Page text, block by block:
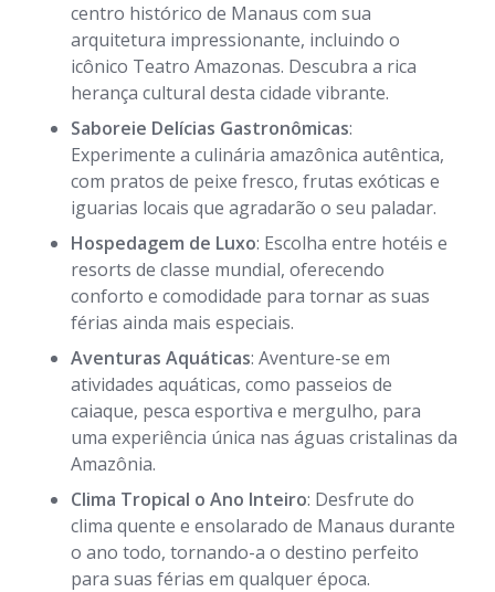
centro histórico de Manaus com sua
arquitetura impressionante, incluindo o
icônico Teatro Amazonas. Descubra a rica
herança cultural desta cidade vibrante.
Saboreie Delícias Gastronômicas:
Experimente a culinária amazônica autêntica,
com pratos de peixe fresco, frutas exóticas e
iguarias locais que agradarão o seu paladar.
Hospedagem de Luxo: Escolha entre hotéis e
resorts de classe mundial, oferecendo
conforto e comodidade para tornar as suas
férias ainda mais especiais.
Aventuras Aquáticas: Aventure-se em
atividades aquáticas, como passeios de
caiaque, pesca esportiva e mergulho, para
uma experiência única nas águas cristalinas da
Amazônia.
Clima Tropical o Ano Inteiro: Desfrute do
clima quente e ensolarado de Manaus durante
o ano todo, tornando-a o destino perfeito
para suas férias em qualquer época.